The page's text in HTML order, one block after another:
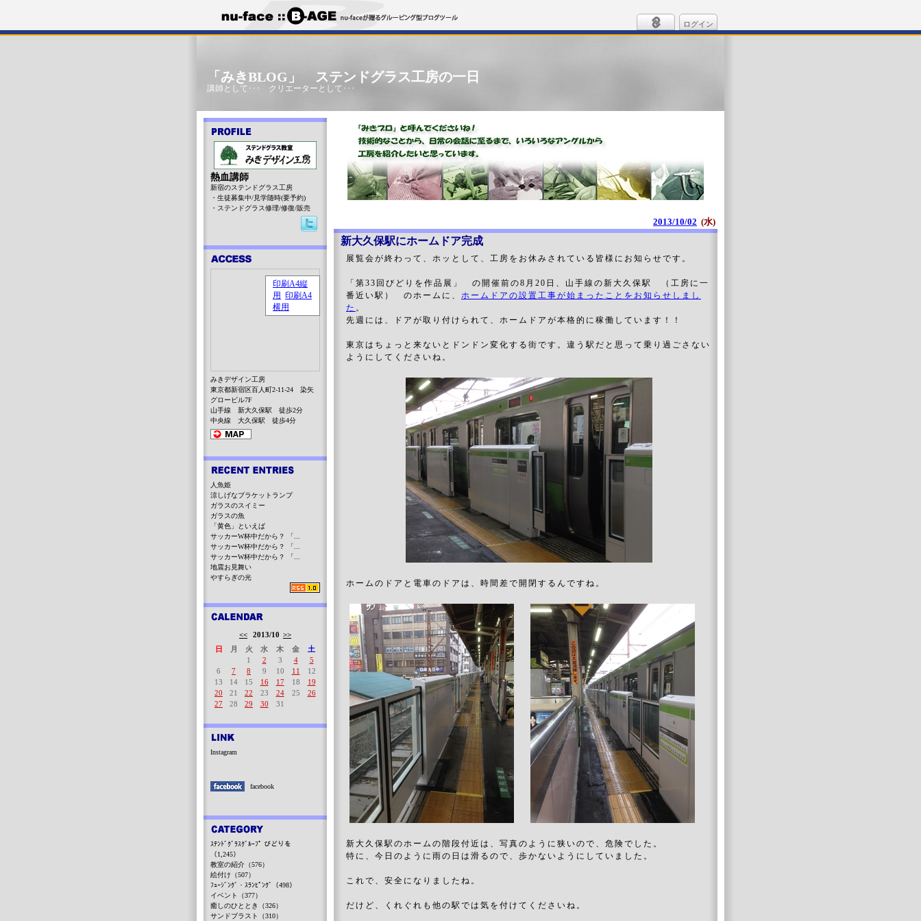
ログイン
「みきBLOG」 ステンドグラス工房の一日
講師として･･･ クリエーターとして･･･
2013/10/02 (水)
新大久保駅にホームドア完成
展覧会が終わって、ホッとして、工房をお休みされている皆様にお知らせです。
「第33回びどりを作品展」 の開催前の8月20日、山手線の新大久保駅 （工房に一
番近い駅） のホームに、 ホームドアの設置工事が始まったことをお知らせしまし
た 。
先週には、ドアが取り付けられて、ホームドアが本格的に稼働しています！！
東京はちょっと来ないとドンドン変化する街です。違う駅だと思って乗り過ごさない
ようにしてくださいね。
ホームのドアと電車のドアは、時間差で開閉するんですね。
新大久保駅のホームの階段付近は、写真のように狭いので、危険でした。
特に、今日のように雨の日は滑るので、歩かないようにしていました。
これで、安全になりましたね。
だけど、くれぐれも他の駅では気を付けてくださいね。
熱血講師
新宿のステンドグラス工房
・生徒募集中/見学随時(要予約)
・ステンドグラス修理/修復/販売
みきデザイン工房
東京都新宿区百人町2-11-24 染矢
グロービル7F
山手線 新大久保駅 徒歩2分
中央線 大久保駅 徒歩4分
人魚姫
涼しげなブラケットランプ
ガラスのスイミー
ガラスの魚
「黄色」といえば
サッカーW杯中だから？ 「...
サッカーW杯中だから？ 「...
サッカーW杯中だから？ 「...
地震お見舞い
やすらぎの光
<< 2013/10 >>
日
月 火 水 木 金
土
1
2 3 4
5
6
7 8 9 10 11
12
13
14 15 16 17 18
19
20
21 22 23 24 25
26
27
28 29 30 31
Instagram
facebook
ｽﾃﾝﾄﾞｸﾞﾗｽｸﾞﾙｰﾌﾟ びどりを
（1,245）
教室の紹介（576）
絵付け（507）
ﾌｭｰｼﾞﾝｸﾞ・ｽﾗﾝﾋﾟﾝｸﾞ（498）
イベント（377）
癒しのひととき（326）
サンドブラスト（310）